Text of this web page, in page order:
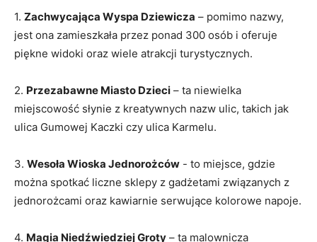
1. Zachwycająca Wyspa ​Dziewicza – pomimo nazwy,⁤
jest ona zamieszkała przez ponad 300⁤ osób i oferuje
piękne widoki ‍oraz wiele atrakcji turystycznych.
2. Przezabawne Miasto Dzieci – ‍ta niewielka
miejscowość słynie ‍z kreatywnych nazw ulic, ⁤takich jak
ulica Gumowej Kaczki czy​ ulica Karmelu.
3. Wesoła Wioska Jednorożców ⁤- to ‍miejsce, gdzie
można spotkać liczne ⁣sklepy z gadżetami związanych z
jednorożcami oraz kawiarnie serwujące ⁢kolorowe napoje.
4.​ Magia‍ Niedźwiedziej Groty – ta malownicza